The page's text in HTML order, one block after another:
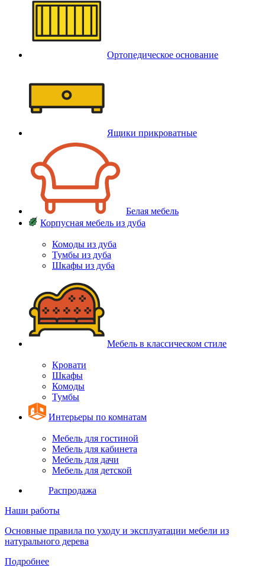
Ортопедическое основание
Ящики прикроватные
Белая мебель
Корпусная мебель из дуба
Комоды из дуба
Тумбы из дуба
Шкафы из дуба
Мебель в классическом стиле
Кровати
Шкафы
Комоды
Тумбы
Интерьеры по комнатам
Мебель для гостиной
Мебель для кабинета
Мебель для дачи
Мебель для детской
Распродажа
Наши работы
Основные правила по уходу и эксплуатации мебели из
натурального дерева
Подробнее